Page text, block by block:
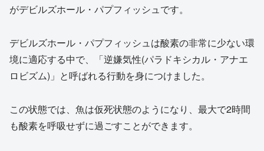
がデビルズホール・パプフィッシュです。
デビルズホール・パプフィッシュは酸素の非常に少ない環
境に適応する中で、「逆嫌気性(パラドキシカル・アナエ
ロビズム)」と呼ばれる行動を身につけました。
この状態では、魚は仮死状態のようになり、最大で2時間
も酸素を呼吸せずに過ごすことができます。